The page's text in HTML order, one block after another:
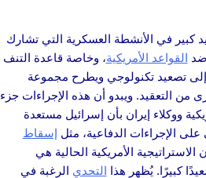
في سوريا في أواخر تشرين الأول/أكتوبر 2023 إلى تصعيد كبير في الأنشطة العسكرية التي تشارك
ضد القواعد الأمريكية، وخاصة قاعدة التنف
تصعيد تكنولوجي ويطرح مجموعة
من التعقيد. ويبدو أن هذه الإجراءات جزء
ووكلاء إيران بأن إسرائيل مستعدة
الإجراءات الدفاعية، مثل إسقاط
الاستراتيجية الأمريكية الحالية هي
كبيرًا. يُظهر هذا التحدي الرغبة في